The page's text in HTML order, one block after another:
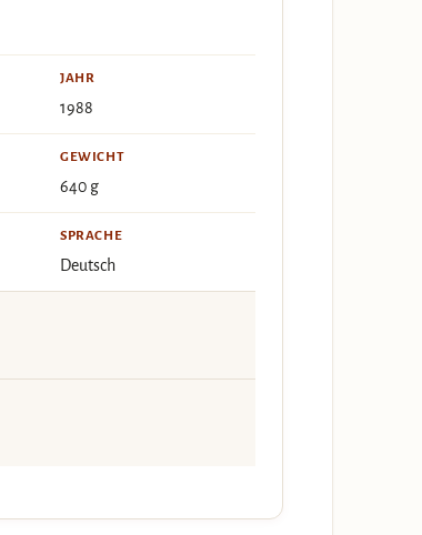
JAHR
1988
GEWICHT
640 g
SPRACHE
Deutsch